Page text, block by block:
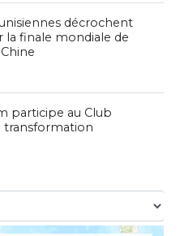
décrochent
la finale mondiale de
participe au Club
transformation